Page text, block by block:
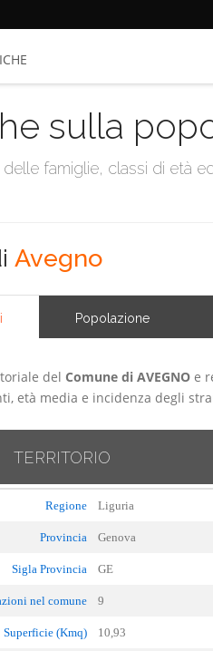
sulla
famiglie, classi di età
Avegno
Popolazione
del Comune di AVEGNO e
età media e incidenza degli
TERRITORIO
Regione Liguria
Provincia Genova
Sigla Provincia GE
nel comune 9
Superficie (Kmq) 10,93